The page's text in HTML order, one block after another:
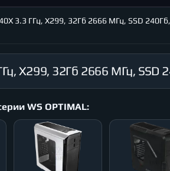
3.3 ГГц, X299, 32Гб 2666 МГц, SSD
WS OPTIMAL: